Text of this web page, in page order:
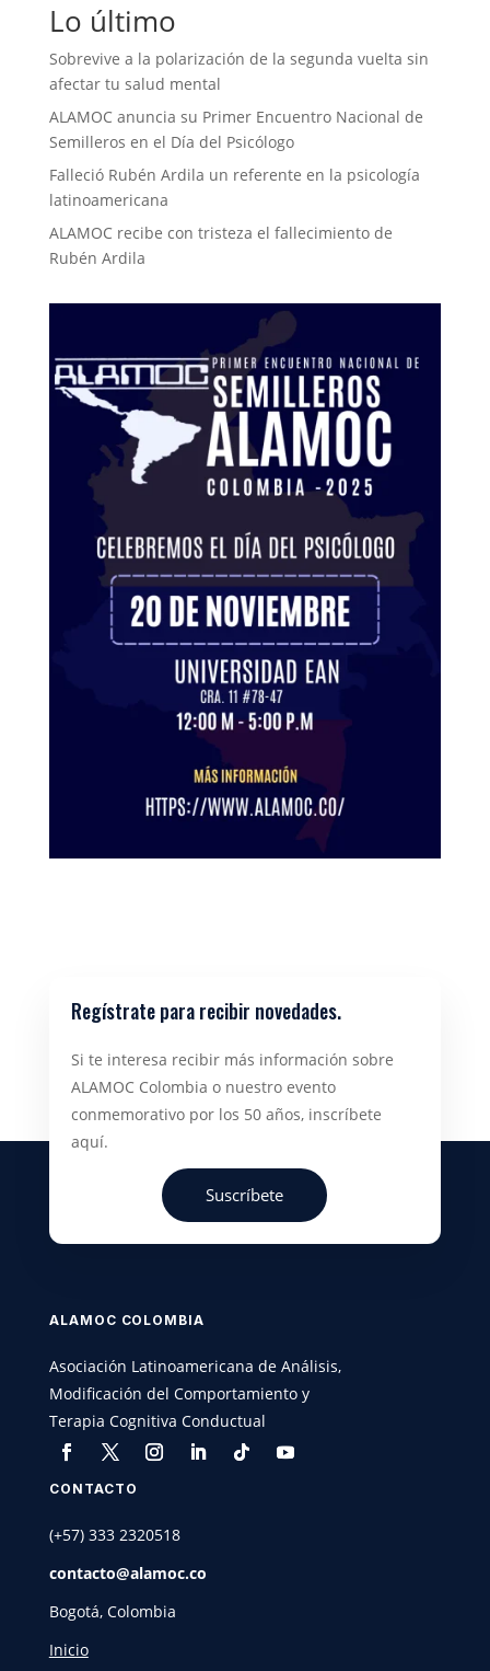
Lo último
Sobrevive a la polarización de la segunda vuelta sin
afectar tu salud mental
ALAMOC anuncia su Primer Encuentro Nacional de
Semilleros en el Día del Psicólogo
Falleció Rubén Ardila un referente en la psicología
latinoamericana
ALAMOC recibe con tristeza el fallecimiento de
Rubén Ardila
Regístrate para recibir novedades.
Si te interesa recibir más información sobre
ALAMOC Colombia o nuestro evento
conmemorativo por los 50 años, inscríbete
aquí.
Suscríbete
ALAMOC COLOMBIA
Asociación Latinoamericana de Análisis,
Modificación del Comportamiento y
Terapia Cognitiva Conductual
CONTACTO
(+57) 333 2320518
contacto@alamoc.co
Bogotá, Colombia
Inicio